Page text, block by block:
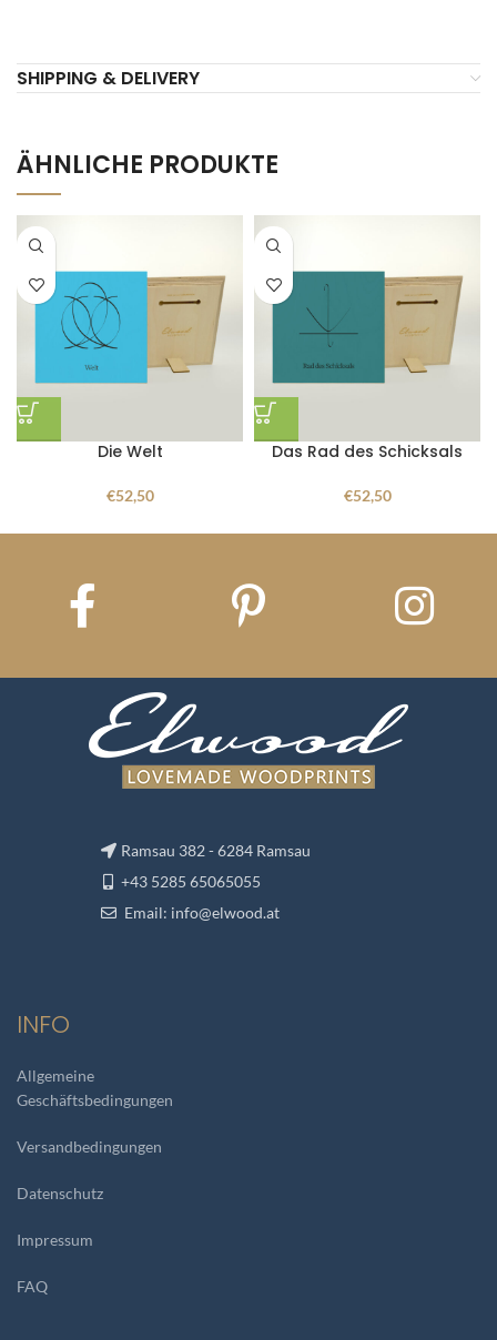
SHIPPING & DELIVERY
ÄHNLICHE PRODUKTE
Die Welt
€52,50
Das Rad des Schicksals
€52,50
Ramsau 382 - 6284 Ramsau
+43 5285 65065055
Email: info@elwood.at
INFO
Allgemeine
Geschäftsbedingungen
Versandbedingungen
Datenschutz
Impressum
FAQ